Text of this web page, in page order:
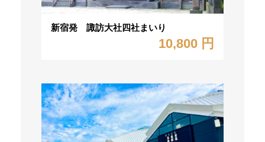
新宿発 諏訪大社四社まいり
10,800 円